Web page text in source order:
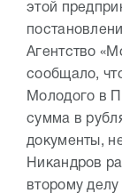
этой
Агентство
сообщало,
Молодого в
сумма в
документы,
Никандров
второму